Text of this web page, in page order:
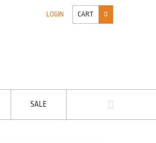
LOGIN CART 0
SALE